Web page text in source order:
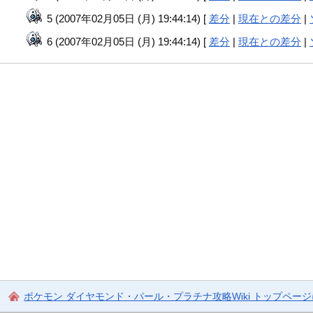
5 (2007年02月05日 (月) 19:44:14) [ 差分 |現在との差分 |
6 (2007年02月05日 (月) 19:44:14) [ 差分 |現在との差分 |
ポケモン ダイヤモンド・パール・プラチナ攻略Wiki トップページ